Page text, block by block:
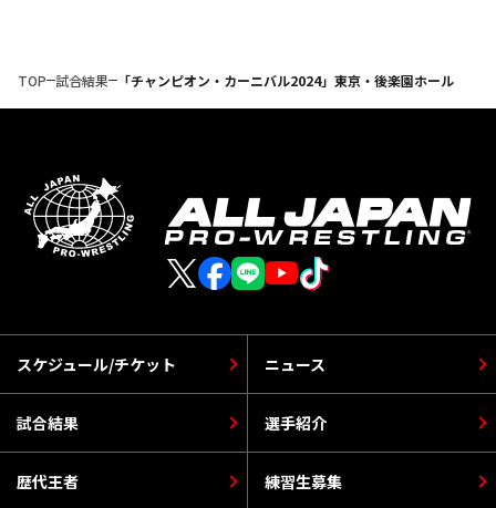
TOP 試合結果 「チャンピオン・カーニバル2024」東京・後楽園ホール
スケジュール/チケット
選手紹介
ニュース
歴代王者
試合結果
練習生募集